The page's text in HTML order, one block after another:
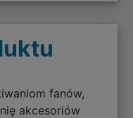
fanów,
akcesoriów